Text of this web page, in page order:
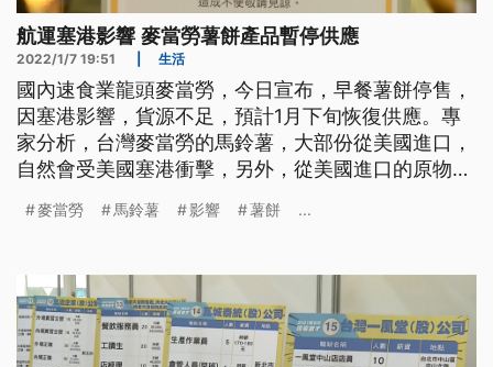
航運塞港影響 麥當勞薯餅產品暫停供應
2022/1/7 19:51 生活
國內速食業龍頭麥當勞，今日宣布，早餐薯餅停售，
因塞港影響，貨源不足，預計1月下旬恢復供應。專
家分析，台灣麥當勞的馬鈴薯，大部份從美國進口，
自然會受美國塞港衝擊，另外，從美國進口的原物
也會受影響。
麥當勞 馬鈴薯 影響 薯餅 ...